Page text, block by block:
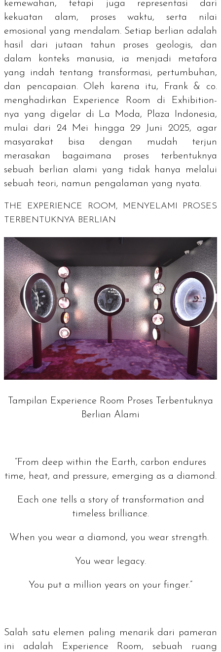
kemewahan, tetapi juga representasi dari
kekuatan alam, proses waktu, serta nilai
emosional yang mendalam. Setiap berlian adalah
hasil dari jutaan tahun proses geologis, dan
dalam konteks manusia, ia menjadi metafora
yang indah tentang transformasi, pertumbuhan,
dan pencapaian. Oleh karena itu, Frank & co.
menghadirkan Experience Room di Exhibition-
nya yang digelar di La Moda, Plaza Indonesia,
mulai dari 24 Mei hingga 29 Juni 2025, agar
masyarakat bisa dengan mudah terjun
merasakan bagaimana proses terbentuknya
sebuah berlian alami yang tidak hanya melalui
sebuah teori, namun pengalaman yang nyata.
THE EXPERIENCE ROOM, MENYELAMI PROSES
TERBENTUKNYA BERLIAN
Tampilan Experience Room Proses Terbentuknya
Berlian Alami
“From deep within the Earth, carbon endures
time, heat, and pressure, emerging as a diamond.
Each one tells a story of transformation and
timeless brilliance.
When you wear a diamond, you wear strength.
You wear legacy.
You put a million years on your finger.”
Salah satu elemen paling menarik dari pameran
ini adalah
Experience Room, sebuah ruang